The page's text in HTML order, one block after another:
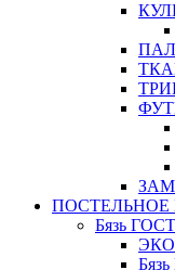
ПОСТЕЛЬНОЕ
Бязь ГОСТ
ЭКО